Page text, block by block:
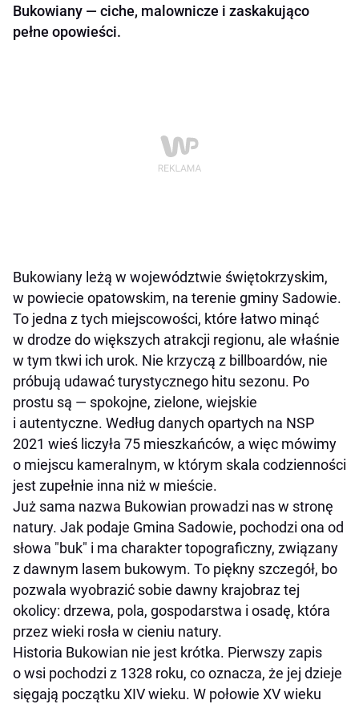
Bukowiany — ciche, malownicze i zaskakująco
pełne opowieści.
Bukowiany leżą w województwie świętokrzyskim,
w powiecie opatowskim, na terenie gminy Sadowie.
To jedna z tych miejscowości, które łatwo minąć
w drodze do większych atrakcji regionu, ale właśnie
w tym tkwi ich urok. Nie krzyczą z billboardów, nie
próbują udawać turystycznego hitu sezonu. Po
prostu są — spokojne, zielone, wiejskie
i autentyczne. Według danych opartych na NSP
2021 wieś liczyła 75 mieszkańców, a więc mówimy
o miejscu kameralnym, w którym skala codzienności
jest zupełnie inna niż w mieście.
Już sama nazwa Bukowian prowadzi nas w stronę
natury. Jak podaje Gmina Sadowie, pochodzi ona od
słowa "buk" i ma charakter topograficzny, związany
z dawnym lasem bukowym. To piękny szczegół, bo
pozwala wyobrazić sobie dawny krajobraz tej
okolicy: drzewa, pola, gospodarstwa i osadę, która
przez wieki rosła w cieniu natury.
Historia Bukowian nie jest krótka. Pierwszy zapis
o wsi pochodzi z 1328 roku, co oznacza, że jej dzieje
sięgają początku XIV wieku. W połowie XV wieku